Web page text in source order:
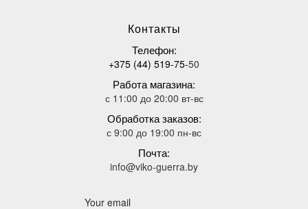
Контакты
Телефон:
+375 (44) 519-75-50
Работа магазина:
с 11:00 до 20:00 вт-вс
Обработка заказов:
с 9:00 до 19:00 пн-вс
Почта:
info@viko-guerra.by
Your email